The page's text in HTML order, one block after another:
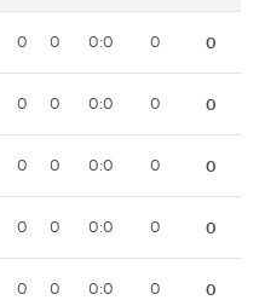
0 0 0:0 0 0
0 0 0:0 0 0
0 0 0:0 0 0
0 0 0:0 0 0
0 0 0:0 0 0